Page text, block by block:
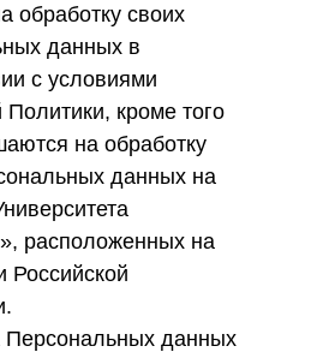
обработку своих
данных в
с условиями
кроме того
на обработку
данных на
расположенных на
Российской
Персональных данных